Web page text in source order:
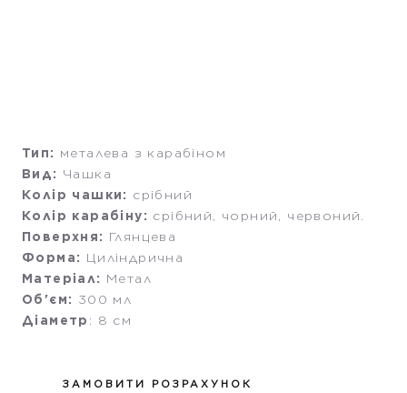
Тип: металева з карабіном
Вид: Чашка
Колір чашки: срібний
Колір карабіну: срібний, чорний, червоний.
Поверхня: Глянцева
Форма: Циліндрична
Матеріал: Метал
Об'єм: 300 мл
Діаметр : 8 см
ЗАМОВИТИ РОЗРАХУНОК